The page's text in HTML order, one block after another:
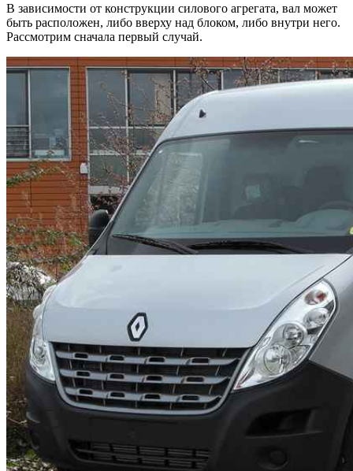
В зависимости от конструкции силового агрегата, вал может
быть расположен, либо вверху над блоком, либо внутри него.
Рассмотрим сначала первый случай.